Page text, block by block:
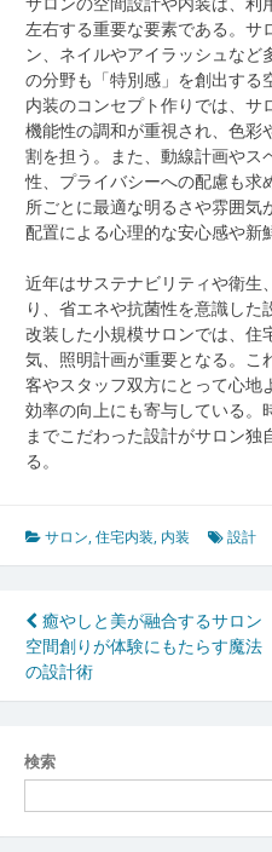
左右する重要な要素である。サ
ン、ネイルやアイラッシュな
の分野も「特別感」を創出する
内装のコンセプト作りでは、サ
機能性の調和が重視され、色彩
割を担う。また、動線計画やス
性、プライバシーへの配慮も求
所ごとに最適な明るさや雰囲
配置による心理的な安心感や新
近年はサステナビリティや衛生
り、省エネや抗菌性を意識し
改装した小規模サロンでは、住
気、照明計画が重要となる。こ
客やスタッフ双方にとって心地
効率の向上にも寄与している。
までこだわった設計がサロン独
る。
サロン,住宅内装, 内装 設計
投
稿
ナ
ビ
ゲ
ー
癒やしと美が融合するサロン
空間創りが体験にもたらす魔法
の設計術
検索